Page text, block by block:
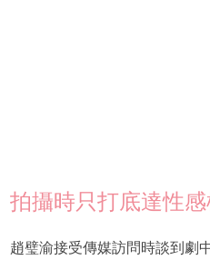
拍攝時只打底達性感
趙璧渝接受傳媒訪問時談到劇